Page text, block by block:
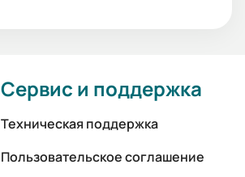
Сервис и поддержка
Техническая поддержка
Пользовательское соглашение